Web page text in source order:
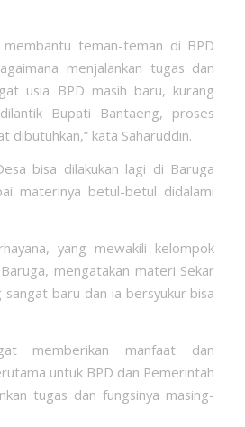
membantu teman-teman di BPD
menjalankan tugas dan
usia BPD masih baru, kurang
Bupati Bantaeng, proses
dibutuhkan,” kata Saharuddin.
bisa dilakukan lagi di Baruga
materinya betul-betul didalami
yang mewakili kelompok
mengatakan materi Sekar
sangat baru dan ia bersyukur bisa
memberikan manfaat dan
untuk BPD dan Pemerintah
tugas dan fungsinya masing-